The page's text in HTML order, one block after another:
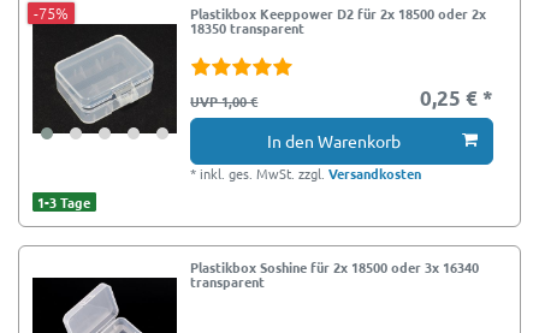
-75% Plastikbox Keeppower D2 für 2x 18500 oder 2x
18350 transparent
UVP 1,00 € 0,25 € *
In den Warenkorb
* inkl. ges. MwSt. zzgl.Versandkosten
1-3 Tage
Plastikbox Soshine für 2x 18500 oder 3x 16340
transparent